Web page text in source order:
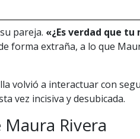
pareja. «¿Es verdad que
forma extraña, a lo que
volvió a interactuar con
vez incisiva y desubicada.
Rivera